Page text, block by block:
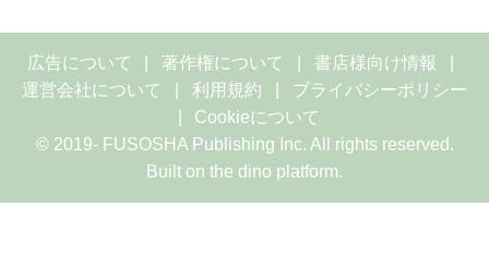
広告について 著作権について
書店様向け情報
運営会社について
利用規約
プライバシーポリシー
Cookieについて
© 2019- FUSOSHA Publishing Inc. All rights reserved.
Built on the dino platform.